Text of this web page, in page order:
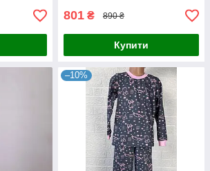
801 ₴ 890 ₴
Купити
–10%